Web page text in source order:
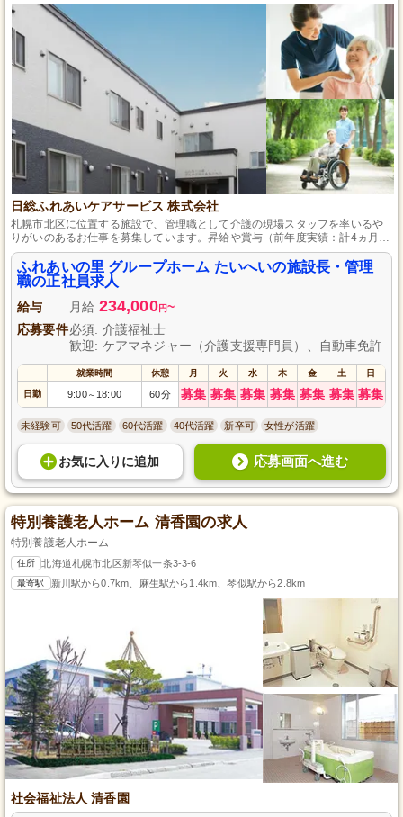
日総ふれあいケアサービス 株式会社
札幌市北区に位置する施設で、管理職として介護の現場スタッフを率いるや
りがいのあるお仕事を募集しています。昇給や賞与（前年度実績：計4ヵ月
分）など、頑張りを評価する制度が整っており、長期的なキャリア形成を目
指せます。育児休業や介護休業も完備しており、ライフスタイルの変化にも
柔軟に対応可能です。
ふれあいの里 グループホーム たいへいの施設長・管理
職の正社員求人
給与 月給 234,000円~
応募要件必須: 介護福祉士
歓迎: ケアマネジャー（介護支援専門員）、自動車免許
就業時間 休憩 月 火 水 木 金 土 日
日勤 9:00～ 18:00 60分 募集 募集 募集 募集 募集 募集 募集
未経験可 50代活躍 60代活躍 40代活躍 新卒可 女性が活躍
お気に入り に追加 応募画面へ進む
特別養護老人ホーム 清香園の求人
特別養護老人ホーム
住所 北海道札幌市北区新琴似一条3-3-6
最寄駅 新川駅から0.7km、麻生駅から1.4km、琴似駅から2.8km
社会福祉法人 清香園